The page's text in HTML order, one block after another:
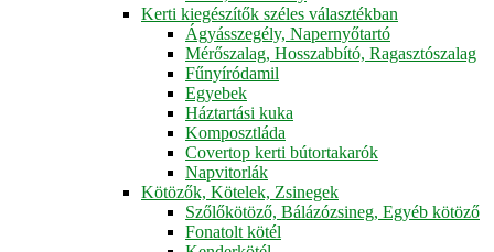
Kerti kiegészítők széles választékban
Ágyásszegély, Napernyőtartó
Mérőszalag, Hosszabbító, Ragasztószalag
Fűnyíródamil
Egyebek
Háztartási kuka
Komposztláda
Covertop kerti bútortakarók
Napvitorlák
Kötözők, Kötelek, Zsinegek
Szőlőkötöző, Bálázózsineg, Egyéb kötöző
Fonatolt kötél